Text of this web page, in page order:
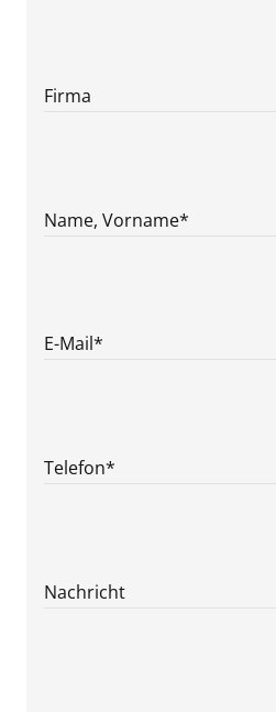
Firma
Name, Vorname*
E-Mail*
Telefon*
Nachricht